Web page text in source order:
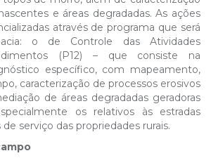
e áreas degradadas. As ações
através de programa que será
o de Controle das Atividades
(P12) – que consiste na
específico, com mapeamento,
caracterização de processos erosivos
de áreas degradadas geradoras
os relativos às estradas
serviço das propriedades rurais.